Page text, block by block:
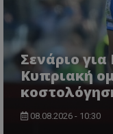
Σενάριο για
Κυπριακή
08.08.2026 - 10:30